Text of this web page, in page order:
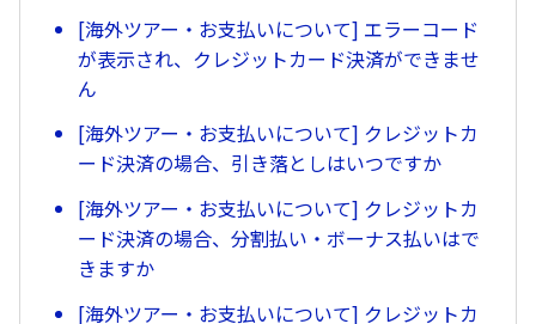
[海外ツアー・お支払いについて] エラーコード
が表示され、クレジットカード決済ができませ
ん
[海外ツアー・お支払いについて] クレジットカ
ード決済の場合、引き落としはいつですか
[海外ツアー・お支払いについて] クレジットカ
ード決済の場合、分割払い・ボーナス払いはで
きますか
[海外ツアー・お支払いについて] クレジットカ